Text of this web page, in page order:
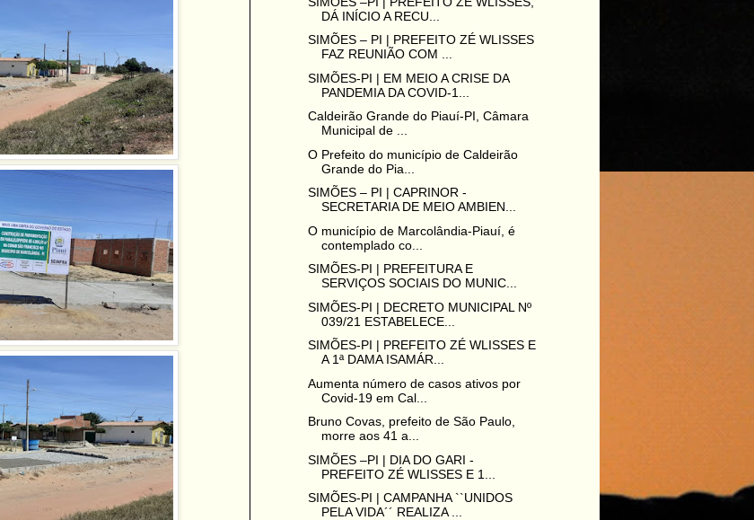
DÁ INÍCIO A RECU...
SIMÕES – PI | PREFEITO ZÉ WLISSES
FAZ REUNIÃO COM ...
SIMÕES-PI | EM MEIO A CRISE DA
PANDEMIA DA COVID-1...
Caldeirão Grande do Piauí-PI, Câmara
Municipal de ...
O Prefeito do município de Caldeirão
Grande do Pia...
SIMÕES – PI | CAPRINOR -
SECRETARIA DE MEIO AMBIEN...
O município de Marcolândia-Piauí, é
contemplado co...
SIMÕES-PI | PREFEITURA E
SERVIÇOS SOCIAIS DO MUNIC...
SIMÕES-PI | DECRETO MUNICIPAL Nº
039/21 ESTABELECE...
SIMÕES-PI | PREFEITO ZÉ WLISSES E
A 1ª DAMA ISAMÁR...
Aumenta número de casos ativos por
Covid-19 em Cal...
Bruno Covas, prefeito de São Paulo,
morre aos 41 a...
SIMÕES –PI | DIA DO GARI -
PREFEITO ZÉ WLISSES E 1...
SIMÕES-PI | CAMPANHA ``UNIDOS
PELA VIDA´´ REALIZA ...